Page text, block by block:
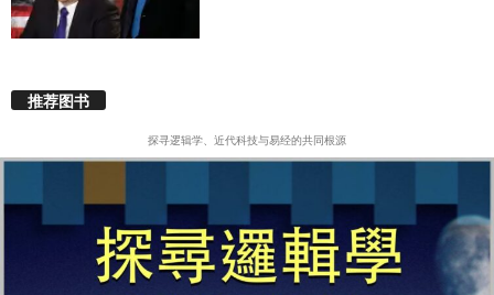
推荐图书
探寻逻辑学、近代科技与易经的共同根源